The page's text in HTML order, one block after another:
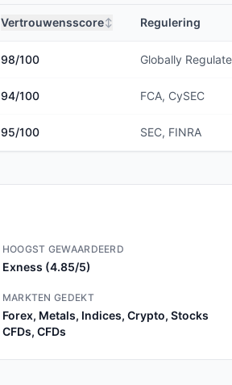
Vertrouwensscore↕ Regulering
98/100 Globally
94/100 FCA, CySEC
95/100 SEC, FINRA
HOOGST GEWAARDEERD
Exness (4.85/5)
MARKTEN GEDEKT
Forex, Metals, Indices, Crypto, Stocks
CFDs, CFDs